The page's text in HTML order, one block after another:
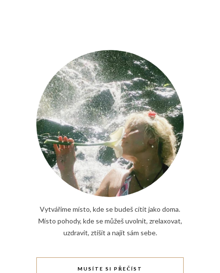
Vytváříme místo, kde se budeš cítit jako doma.
Místo pohody, kde se můžeš uvolnit, zrelaxovat,
uzdravit, ztišit a najít sám sebe.
MUSÍTE SI PŘEČÍST